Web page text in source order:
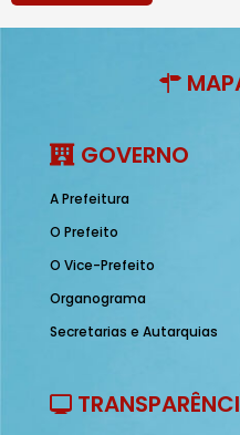
GOVERNO
A Prefeitura
O Prefeito
O Vice-Prefeito
Organograma
Secretarias e Autarquias